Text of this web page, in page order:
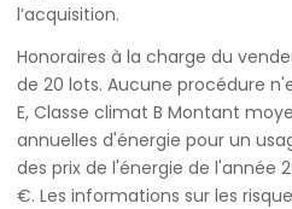
l’acquisition.
Honoraires à la charge du
de 20 lots. Aucune procédure
E, Classe climat B Montant
annuelles d'énergie pour un
des prix de l'énergie de l'année
€. Les informations sur les